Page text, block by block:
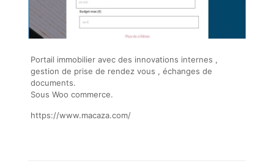
Portail immobilier avec des innovations internes ,
gestion de prise de rendez vous , échanges de
documents.
Sous Woo commerce.
https://www.macaza.com/